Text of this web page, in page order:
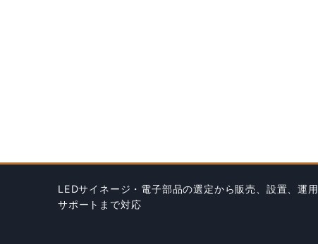
LEDサイネージ・電子部品の選定から販売、設置、運用
サポートまで対応